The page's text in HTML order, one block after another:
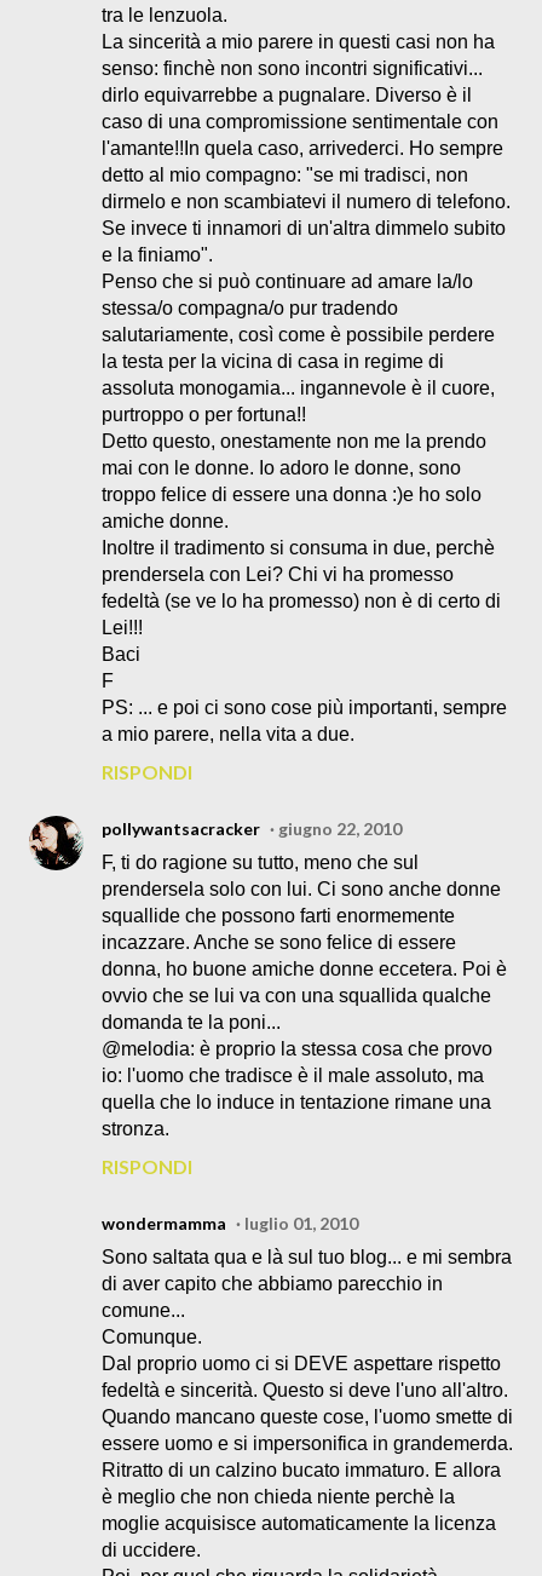
tra le lenzuola.
La sincerità a mio parere in questi casi non ha
senso: finchè non sono incontri significativi...
dirlo equivarrebbe a pugnalare. Diverso è il
caso di una compromissione sentimentale con
l'amante!!In quela caso, arrivederci. Ho sempre
detto al mio compagno: "se mi tradisci, non
dirmelo e non scambiatevi il numero di telefono.
Se invece ti innamori di un'altra dimmelo subito
e la finiamo".
Penso che si può continuare ad amare la/lo
stessa/o compagna/o pur tradendo
salutariamente, così come è possibile perdere
la testa per la vicina di casa in regime di
assoluta monogamia... ingannevole è il cuore,
purtroppo o per fortuna!!
Detto questo, onestamente non me la prendo
mai con le donne. Io adoro le donne, sono
troppo felice di essere una donna :)e ho solo
amiche donne.
Inoltre il tradimento si consuma in due, perchè
prendersela con Lei? Chi vi ha promesso
fedeltà (se ve lo ha promesso) non è di certo di
Lei!!!
Baci
F
PS: ... e poi ci sono cose più importanti, sempre
a mio parere, nella vita a due.
RISPONDI
pollywantsacracker
giugno 22, 2010
F, ti do ragione su tutto, meno che sul
prendersela solo con lui. Ci sono anche donne
squallide che possono farti enormemente
incazzare. Anche se sono felice di essere
donna, ho buone amiche donne eccetera. Poi è
ovvio che se lui va con una squallida qualche
domanda te la poni...
@melodia: è proprio la stessa cosa che provo
io: l'uomo che tradisce è il male assoluto, ma
quella che lo induce in tentazione rimane una
stronza.
RISPONDI
wondermamma
luglio 01, 2010
Sono saltata qua e là sul tuo blog... e mi sembra
di aver capito che abbiamo parecchio in
comune...
Comunque.
Dal proprio uomo ci si DEVE aspettare rispetto
fedeltà e sincerità. Questo si deve l'uno all'altro.
Quando mancano queste cose, l'uomo smette di
essere uomo e si impersonifica in grandemerda.
Ritratto di un calzino bucato immaturo. E allora
è meglio che non chieda niente perchè la
moglie acquisisce automaticamente la licenza
di uccidere.